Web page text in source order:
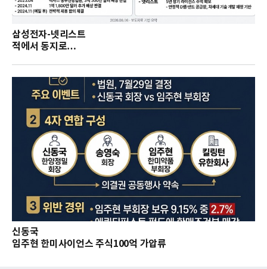
삼성전자-넷리스트
적에서 동지로…
신동국
임주현 한미사이언스 주식100억 가압류